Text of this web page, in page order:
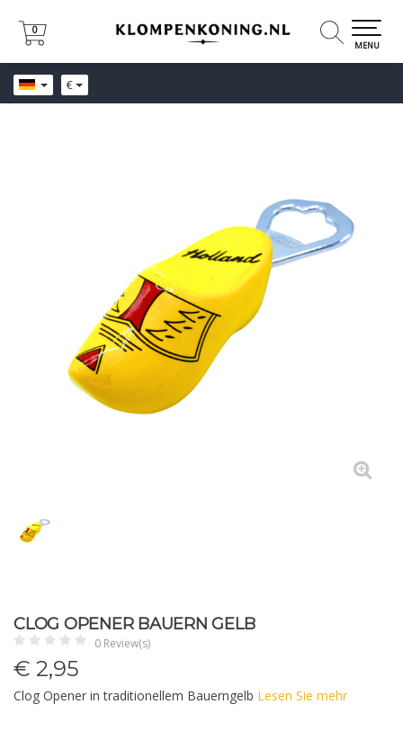
€
0
0
MENU
CLOG OPENER BAUERN GELB
0 Review(s)
€ 2,95
Clog Opener in traditionellem Bauerngelb Lesen Sie mehr